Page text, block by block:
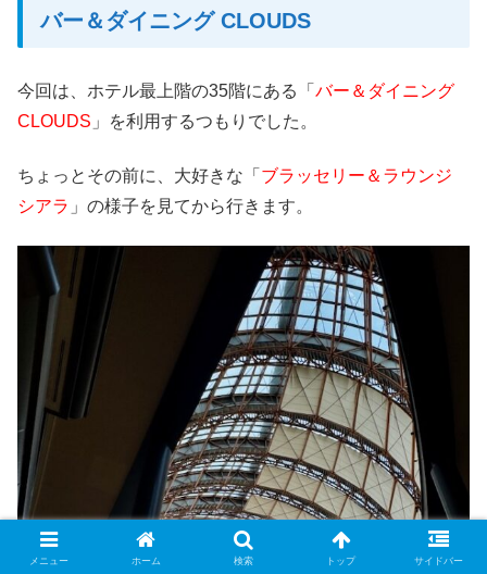
バー＆ダイニング CLOUDS
今回は、ホテル最上階の35階にある「 バー＆ダイニング
CLOUDS 」を利用するつもりでした。
ちょっとその前に、大好きな「 ブラッセリー＆ラウンジ
シアラ 」の様子を見てから行きます。
メニュー ホーム 検索 トップ サイドバー